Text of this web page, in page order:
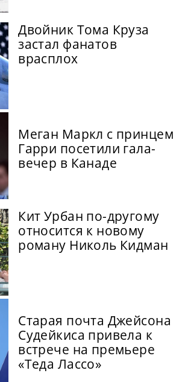
Двойник Тома Круза
застал фанатов
врасплох
Меган Маркл с принцем
Гарри посетили гала-
вечер в Канаде
Кит Урбан по-другому
относится к новому
роману Николь Кидман
Старая почта Джейсона
Судейкиса привела к
встрече на премьере
«Теда Лассо»